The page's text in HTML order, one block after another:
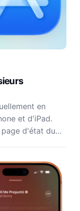
en
et d'iPad.
page d'état du…